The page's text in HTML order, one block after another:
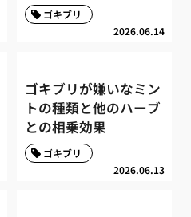
2026.06.14
ゴキブリ
ゴキブリが嫌いなミン
トの種類と他のハーブ
との相乗効果
2026.06.13
ゴキブリ